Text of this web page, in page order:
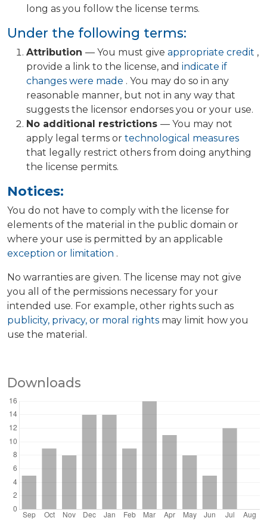
long as you follow the license terms.
Under the following terms:
Attribution — You must give appropriate credit ,
provide a link to the license, and indicate if
changes were made . You may do so in any
reasonable manner, but not in any way that
suggests the licensor endorses you or your use.
No additional restrictions — You may not
apply legal terms or technological measures
that legally restrict others from doing anything
the license permits.
Notices:
You do not have to comply with the license for
elements of the material in the public domain or
where your use is permitted by an applicable
exception or limitation .
No warranties are given. The license may not give
you all of the permissions necessary for your
intended use. For example, other rights such as
publicity, privacy, or moral rights may limit how you
use the material.
Downloads